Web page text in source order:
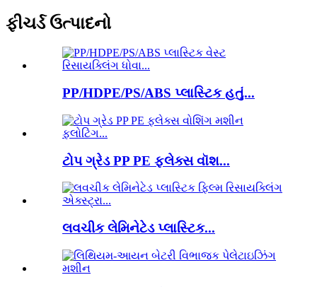
ફીચર્ડ ઉત્પાદનો
PP/HDPE/PS/ABS પ્લાસ્ટિક હતું...
ટોપ ગ્રેડ PP PE ફ્લેક્સ વૉશ...
લવચીક લેમિનેટેડ પ્લાસ્ટિક...